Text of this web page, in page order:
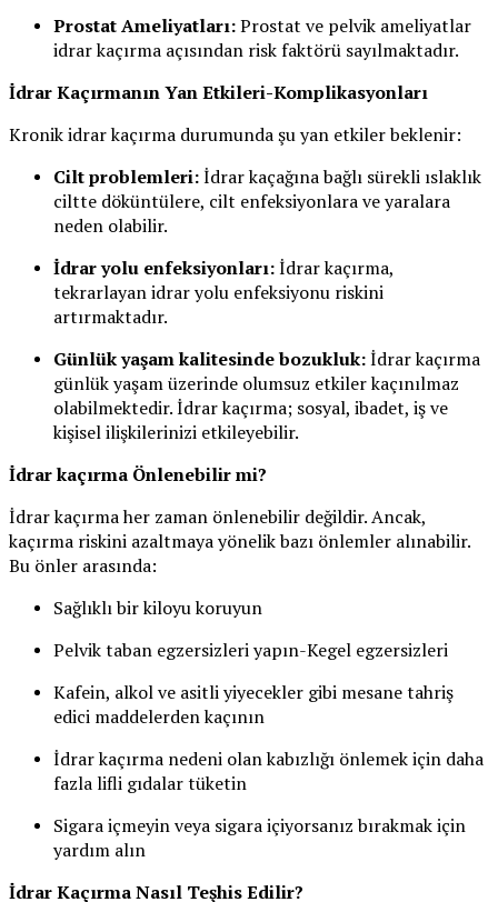
Prostat Ameliyatları:Prostat ve pelvik ameliyatlar
idrar kaçırma açısından risk faktörü sayılmaktadır.
İdrar Kaçırmanın Yan Etkileri-Komplikasyonları
Kronik idrar kaçırma durumunda şu yan etkiler beklenir:
Cilt problemleri:İdrar kaçağına bağlı sürekli ıslaklık
ciltte döküntülere, cilt enfeksiyonlara ve yaralara
neden olabilir.
İdrar yolu enfeksiyonları:İdrar kaçırma,
tekrarlayan idrar yolu enfeksiyonu riskini
artırmaktadır.
Günlük yaşam kalitesinde bozukluk:İdrar kaçırma
günlük yaşam üzerinde olumsuz etkiler kaçınılmaz
olabilmektedir. İdrar kaçırma; sosyal, ibadet, iş ve
kişisel ilişkilerinizi etkileyebilir.
İdrar kaçırma Önlenebilir mi?
İdrar kaçırma her zaman önlenebilir değildir. Ancak,
kaçırma riskini azaltmaya yönelik bazı önlemler alınabilir.
Bu önler arasında:
Sağlıklı bir kiloyu koruyun
Pelvik taban egzersizleri yapın-Kegel egzersizleri
Kafein, alkol ve asitli yiyecekler gibi mesane tahriş
edici maddelerden kaçının
İdrar kaçırma nedeni olan kabızlığı önlemek için daha
fazla lifli gıdalar tüketin
Sigara içmeyin veya sigara içiyorsanız bırakmak için
yardım alın
İdrar Kaçırma Nasıl Teşhis Edilir?